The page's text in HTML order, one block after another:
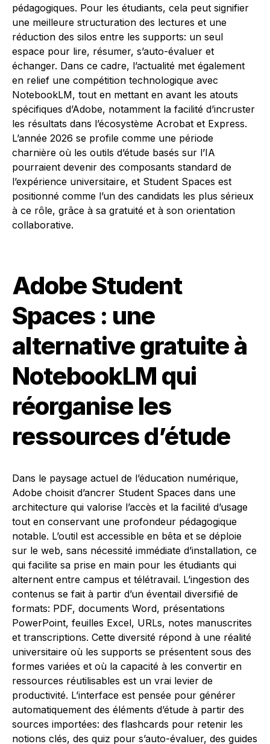
pédagogiques. Pour les étudiants, cela peut signifier
une meilleure structuration des lectures et une
réduction des silos entre les supports: un seul
espace pour lire, résumer, s’auto-évaluer et
échanger. Dans ce cadre, l’actualité met également
en relief une compétition technologique avec
NotebookLM, tout en mettant en avant les atouts
spécifiques d’Adobe, notamment la facilité d’incruster
les résultats dans l’écosystème Acrobat et Express.
L’année 2026 se profile comme une période
charnière où les outils d’étude basés sur l’IA
pourraient devenir des composants standard de
l’expérience universitaire, et Student Spaces est
positionné comme l’un des candidats les plus sérieux
à ce rôle, grâce à sa gratuité et à son orientation
collaborative.
Adobe Student
Spaces : une
alternative gratuite à
NotebookLM qui
réorganise les
ressources d’étude
Dans le paysage actuel de l’éducation numérique,
Adobe choisit d’ancrer Student Spaces dans une
architecture qui valorise l’accès et la facilité d’usage
tout en conservant une profondeur pédagogique
notable. L’outil est accessible en bêta et se déploie
sur le web, sans nécessité immédiate d’installation, ce
qui facilite sa prise en main pour les étudiants qui
alternent entre campus et télétravail. L’ingestion des
contenus se fait à partir d’un éventail diversifié de
formats: PDF, documents Word, présentations
PowerPoint, feuilles Excel, URLs, notes manuscrites
et transcriptions. Cette diversité répond à une réalité
universitaire où les supports se présentent sous des
formes variées et où la capacité à les convertir en
ressources réutilisables est un vrai levier de
productivité. L’interface est pensée pour générer
automatiquement des éléments d’étude à partir des
sources importées: des flashcards pour retenir les
notions clés, des quiz pour s’auto-évaluer, des guides